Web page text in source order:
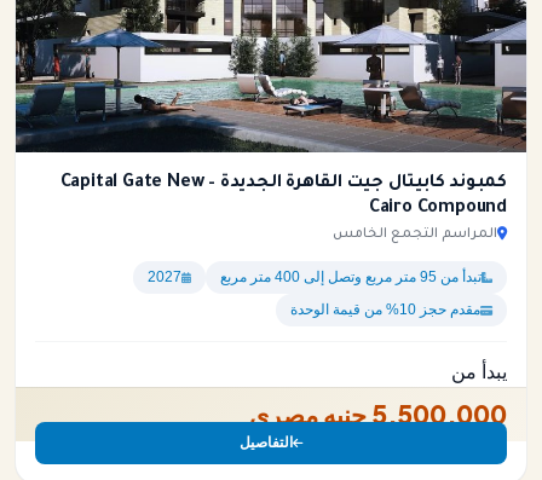
كمبوند كابيتال جيت القاهرة الجديدة – Capital Gate New
Cairo Compound
المراسم التجمع الخامس
تبدأ من 95 متر مربع وتصل إلى 400 متر مربع
2027
مقدم حجز 10% من قيمة الوحدة
يبدأ من
5,500,000 جنيه مصري
التفاصيل